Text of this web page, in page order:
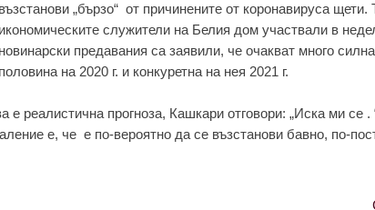
възстанови „бързо“ от причинените от коронавируса щети.
икономическите служители на Белия дом участвали в
новинарски предавания са заявили, че очакват много
половина на 2020 г. и конкуретна на нея 2021 г.
реалистична прогноза, Кашкари отговори: „Иска ми се .
е, че е по-вероятно да се възстанови бавно, по-